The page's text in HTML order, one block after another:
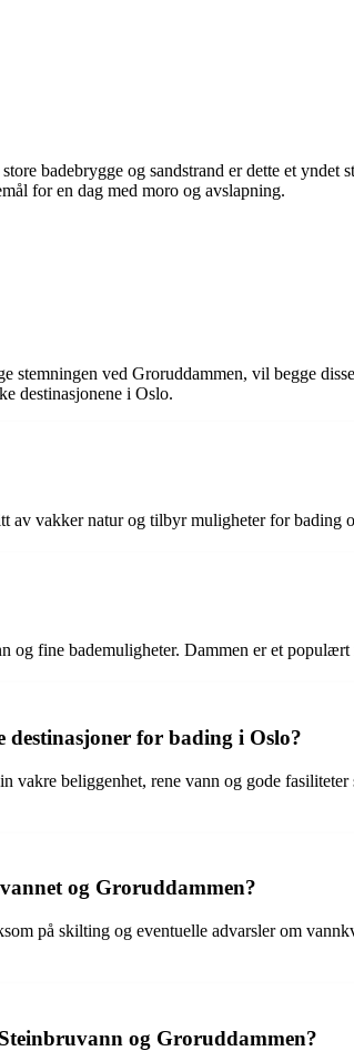
badebrygge og sandstrand er dette et yndet
for en dag med moro og avslapning.
ved Groruddammen, vil begge
destinasjonene i Oslo.
av vakker natur og tilbyr muligheter for bading
fine bademuligheter. Dammen er et
for bading i Oslo?
beliggenhet, rene vann og gode
og Groruddammen?
på skilting og eventuelle advarsler om
og Groruddammen?